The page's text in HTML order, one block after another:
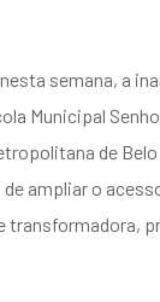
semana, a
Municipal
de
ampliar o
transformadora,